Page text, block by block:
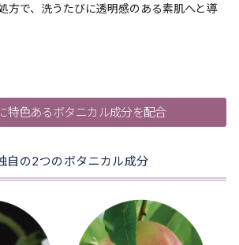
方で、洗うたびに透明感のある素肌へと導
特色あるボタニカル成分を配合
自の2つのボタニカル成分